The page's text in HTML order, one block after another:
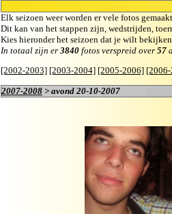
Elk seizoen weer worden er vele fotos
Dit kan van het stappen zijn, wedstrijden,
Kies hieronder het seizoen dat je wilt
In totaal zijn er 3840 fotos verspreid over 57
[2002-2003] [2003-2004] [2005-2006]
2007-2008 > avond 20-10-2007